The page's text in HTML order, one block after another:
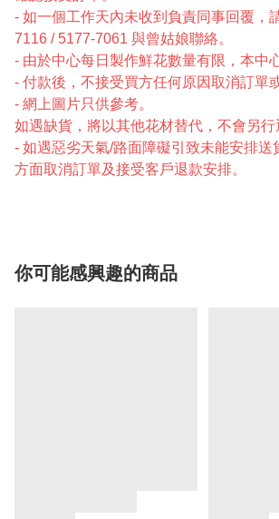
- 如一個工作天內未收到負責同事回覆，
7116 / 5177-7061 與曾姑娘聯絡。
- 由於中心每日製作鮮花數量有限，本中
- 付款後，不接受買方任何原因取消訂單
- 網上圖片只供參考。
如遇缺貨，將以其他花材替代，不會另行
- 如遇惡劣天氣/路面障礙引致未能安排送
方面取消訂單及接受客戶退款安排。
你可能感興趣的商品